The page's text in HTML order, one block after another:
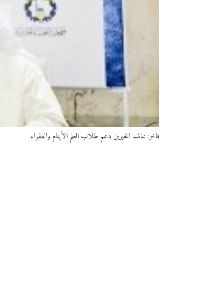
فاخر: نناشد الخيرين دعم طلاب العلم الأيتام والفقراء